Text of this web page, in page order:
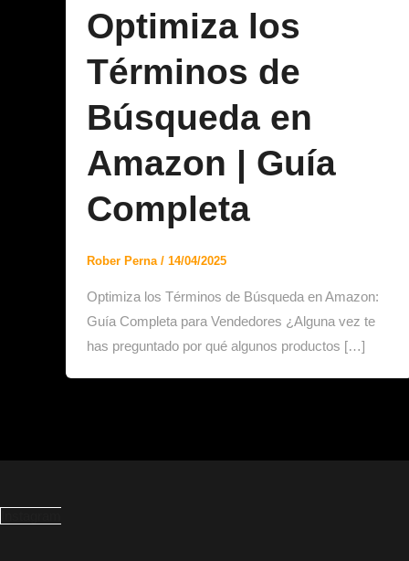
Optimiza los
Términos de
Búsqueda en
Amazon | Guía
Completa
Rober Perna / 14/04/2025
Optimiza los Términos de Búsqueda en Amazon:
Guía Completa para Vendedores ¿Alguna vez te
has preguntado por qué algunos productos […]